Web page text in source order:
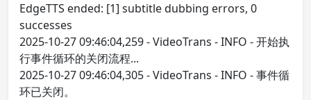
EdgeTTS ended: [1] subtitle dubbing errors, 0
successes
2025-10-27 09:46:04,259 - VideoTrans - INFO - 开始执
行事件循环的关闭流程...
2025-10-27 09:46:04,305 - VideoTrans - INFO - 事件循
环已关闭。